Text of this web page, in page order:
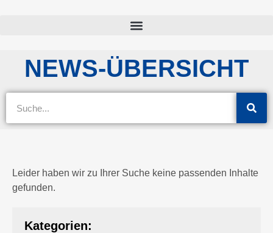
NEWS-ÜBERSICHT
Leider haben wir zu Ihrer Suche keine passenden Inhalte
gefunden.
Kategorien: